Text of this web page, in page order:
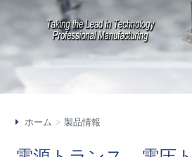
ホーム 製品情報